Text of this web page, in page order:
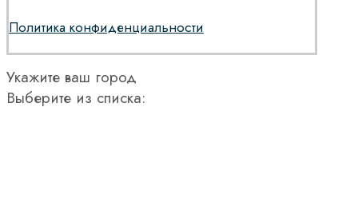
Политика конфиденциальности
Укажите ваш город
Выберите из списка: